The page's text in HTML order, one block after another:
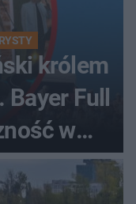
królem
Bayer Full
w